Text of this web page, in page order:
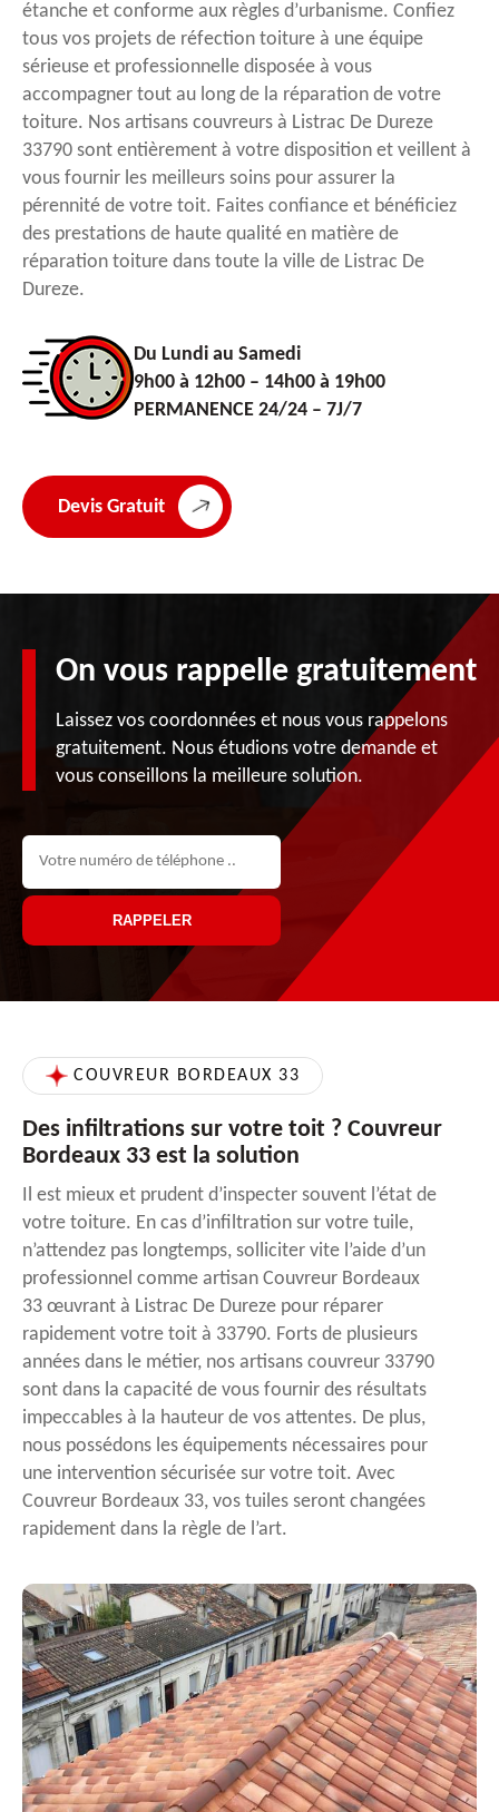
étanche et conforme aux règles d’urbanisme. Confiez
tous vos projets de réfection toiture à une équipe
sérieuse et professionnelle disposée à vous
accompagner tout au long de la réparation de votre
toiture. Nos artisans couvreurs à Listrac De Dureze
33790 sont entièrement à votre disposition et veillent à
vous fournir les meilleurs soins pour assurer la
pérennité de votre toit. Faites confiance et bénéficiez
des prestations de haute qualité en matière de
réparation toiture dans toute la ville de Listrac De
Dureze.
Du Lundi au Samedi
9h00 à 12h00 – 14h00 à 19h00
PERMANENCE 24/24 – 7J/7
Devis Gratuit
On vous rappelle gratuitement
Laissez vos coordonnées et nous vous rappelons
gratuitement. Nous étudions votre demande et
vous conseillons la meilleure solution.
COUVREUR BORDEAUX 33
Des infiltrations sur votre toit ? Couvreur
Bordeaux 33 est la solution
Il est mieux et prudent d’inspecter souvent l’état de
votre toiture. En cas d’infiltration sur votre tuile,
n’attendez pas longtemps, solliciter vite l’aide d’un
professionnel comme artisan Couvreur Bordeaux
33 œuvrant à Listrac De Dureze pour réparer
rapidement votre toit à 33790. Forts de plusieurs
années dans le métier, nos artisans couvreur 33790
sont dans la capacité de vous fournir des résultats
impeccables à la hauteur de vos attentes. De plus,
nous possédons les équipements nécessaires pour
une intervention sécurisée sur votre toit. Avec
Couvreur Bordeaux 33, vos tuiles seront changées
rapidement dans la règle de l’art.